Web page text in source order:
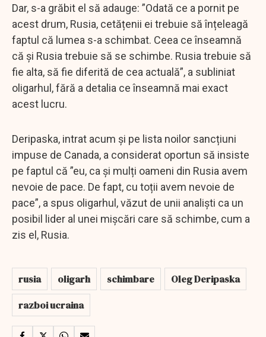
Dar, s-a grăbit el să adauge: ”Odată ce a pornit pe
acest drum, Rusia, cetățenii ei trebuie să înțeleagă
faptul că lumea s-a schimbat. Ceea ce înseamnă
că și Rusia trebuie să se schimbe. Rusia trebuie să
fie alta, să fie diferită de cea actuală”, a subliniat
oligarhul, fără a detalia ce înseamnă mai exact
acest lucru.
Deripaska, intrat acum și pe lista noilor sancțiuni
impuse de Canada, a considerat oportun să insiste
pe faptul că ”eu, ca și mulți oameni din Rusia avem
nevoie de pace. De fapt, cu toții avem nevoie de
pace”, a spus oligarhul, văzut de unii analiști ca un
posibil lider al unei mișcări care să schimbe, cum a
zis el, Rusia.
rusia oligarh schimbare
Oleg Deripaska
razboi ucraina